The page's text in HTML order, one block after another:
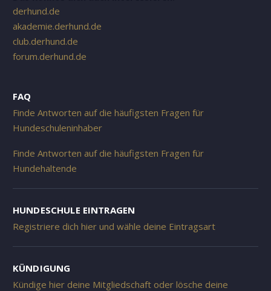
derhund.de
akademie.derhund.de
club.derhund.de
forum.derhund.de
FAQ
Finde Antworten auf die häufigsten Fragen für
Hundeschuleninhaber
Finde Antworten auf die häufigsten Fragen für
Hundehaltende
HUNDESCHULE EINTRAGEN
Registriere dich hier und wähle deine Eintragsart
KÜNDIGUNG
Kündige hier deine Mitgliedschaft oder lösche deine